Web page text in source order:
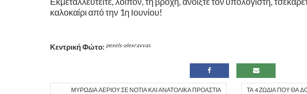
καλοκαίρι από την 1η Ιουνίου!
Κεντρική Φώτο: pexels-alexravvas
ΜΥΡΩΔΙΆ ΑΕΡΊΟΥ ΣΕ ΝΌΤΙΑ ΚΑΙ ΑΝΑΤΟΛΙΚΆ ΠΡΟΆΣΤΙΑ
ΤΑ 4 ΖΏΔΙΑ ΠΟΥ ΘΑ